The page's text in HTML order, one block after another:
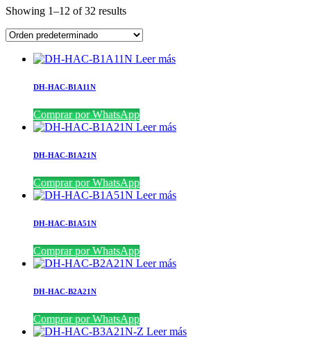
Showing 1–12 of 32 results
Leer más
DH-HAC-B1A11N
Comprar por WhatsApp
Leer más
DH-HAC-B1A21N
Comprar por WhatsApp
Leer más
DH-HAC-B1A51N
Comprar por WhatsApp
Leer más
DH-HAC-B2A21N
Comprar por WhatsApp
Leer más